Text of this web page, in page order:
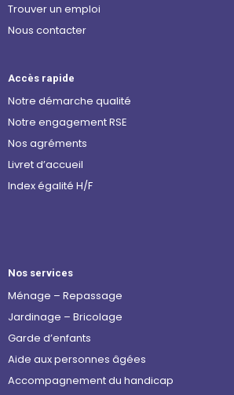
Trouver un emploi
Nous contacter
Accès rapide
Notre démarche qualité
Notre engagement RSE
Nos agréments
Livret d’accueil
Index égalité H/F
Nos services
Ménage – Repassage
Jardinage – Bricolage
Garde d’enfants
Aide aux personnes âgées
Accompagnement du handicap